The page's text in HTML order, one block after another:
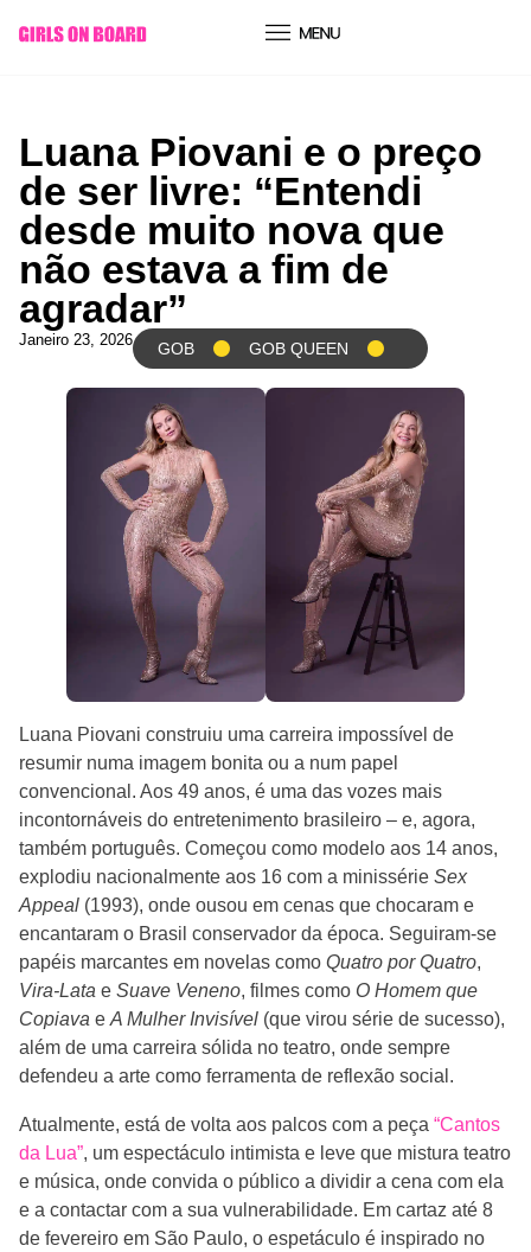
conteúdo
Luana Piovani e o preço
de ser livre: “Entendi
desde muito nova que
não estava a fim de
agradar”
Janeiro 23, 2026 GOB GOB QUEEN
Luana Piovani construiu uma carreira impossível de
resumir numa imagem bonita ou a num papel
convencional. Aos 49 anos, é uma das vozes mais
incontornáveis do entretenimento brasileiro – e, agora,
também português. Começou como modelo aos 14 anos,
explodiu nacionalmente aos 16 com a minissérie Sex
Appeal (1993), onde ousou em cenas que chocaram e
encantaram o Brasil conservador da época. Seguiram-se
papéis marcantes em novelas como Quatro por Quatro,
Vira-Lata e Suave Veneno, filmes como O Homem que
Copiava e A Mulher Invisível (que virou série de sucesso),
além de uma carreira sólida no teatro, onde sempre
defendeu a arte como ferramenta de reflexão social.
Atualmente, está de volta aos palcos com a peça “Cantos
da Lua”, um espectáculo intimista e leve que mistura teatro
e música, onde convida o público a dividir a cena com ela
e a contactar com a sua vulnerabilidade. Em cartaz até 8
de fevereiro em São Paulo, o espetáculo é inspirado no